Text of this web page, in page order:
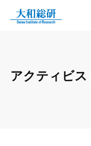
アクティビス